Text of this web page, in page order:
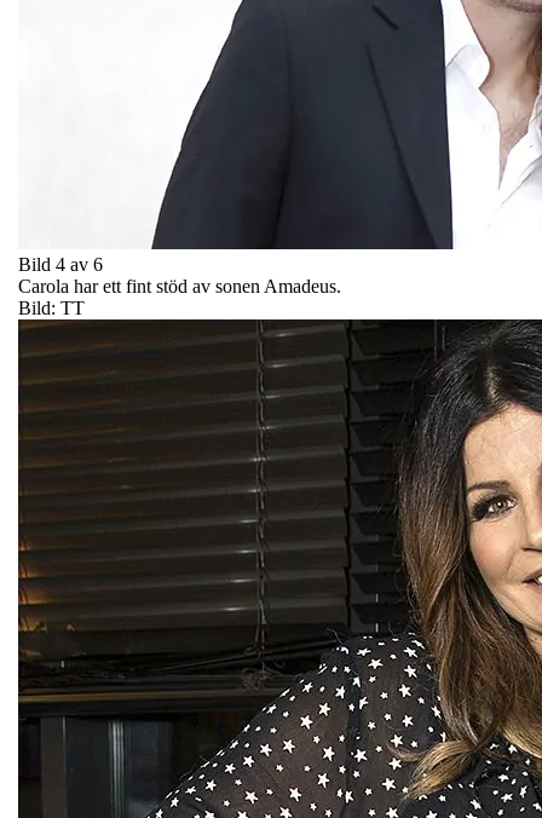
Bild 4 av 6
Carola har ett fint stöd av sonen Amadeus.
Bild: TT